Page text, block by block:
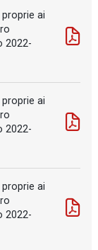
ai
2022-
ai
2022-
ai
2022-